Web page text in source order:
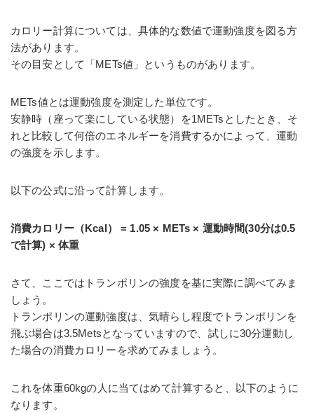
カロリー計算については、具体的な数値で運動強度を図る方
法があります。
その目安として「METs値」というものがあります。
METs値とは運動強度を測定した単位です。
安静時（座って楽にしている状態）を1METsとしたとき、そ
れと比較して何倍のエネルギーを消費するかによって、運動
の強度を示します。
以下の公式に沿って計算します。
消費カロリー（Kcal） = 1.05 × METs × 運動時間(30分は0.5
で計算) × 体重
さて、ここではトランポリンの強度を基に実際に調べてみま
しょう。
トランポリンの運動強度は、気晴らし程度でトランポリンを
飛ぶ場合は3.5Metsとなっていますので、試しに30分運動し
た場合の消費カロリーを求めてみましょう。
これを体重60kgの人に当てはめて計算すると、以下のように
なります。